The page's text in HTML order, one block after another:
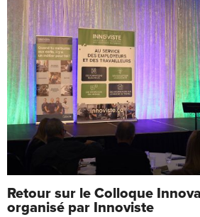
Retour sur le Colloque
organisé par Innoviste